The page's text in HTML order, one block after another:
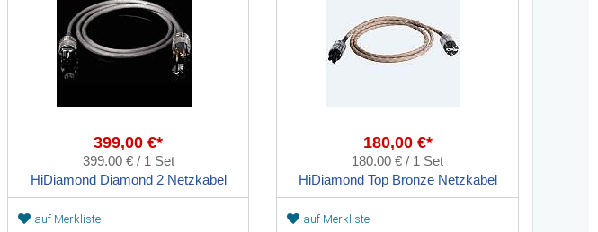
399,00 €*
399.00 € / 1 Set
HiDiamond Diamond 2 Netzkabel
auf Merkliste
180,00 €*
180.00 € / 1 Set
HiDiamond Top Bronze Netzkabel
auf Merkliste